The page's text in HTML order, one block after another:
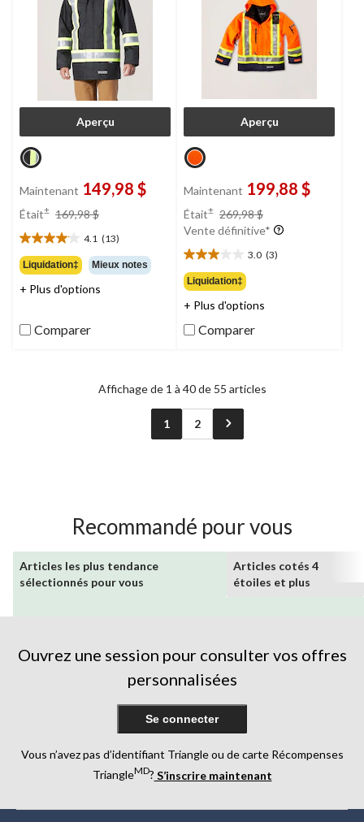
Aperçu
Maintenant 149,98 $
Était± 169,98 $
169,98 $
4.1 (13)
4.1
étoile(s)
sur
5.
évaluations
Liquidation‡ Mieux notes
+ Plus d'options
Comparer
Aperçu
Maintenant 199,88 $
Était± 269,98 $
était
Vente définitive*
3.0 (3)
3.0
étoile(s)
sur
5.
3
évaluations
Liquidation‡
+ Plus d'options
Comparer
Affichage de 1 à 40 de 55 articles
1 2
Recommandé pour vous
Articles les plus tendance
sélectionnés pour vous
Articles cotés 4
étoiles et plus
Ouvrez une session pour consulter vos offres
personnalisées
Se connecter
Vous n’avez pas d’identifiant Triangle ou de carte Récompenses
TriangleMD? S’inscrire maintenant